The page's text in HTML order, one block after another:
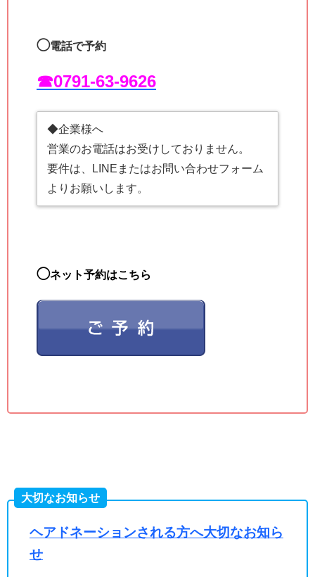
◯電話で予約
☎︎0791-63-9626
◆企業様へ
営業のお電話はお受けしておりません。
要件は、LINEまたはお問い合わせフォーム
よりお願いします。
◯ネット予約はこちら
大切なお知らせ
ヘアドネーションされる方へ大切なお知ら
せ